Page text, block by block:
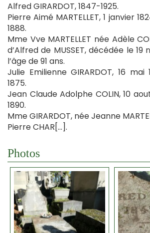
Alfred GIRARDOT, 1847-1925.
Pierre Aimé MARTELLET, 1 janvier
1888.
Mme Vve MARTELLET née Adèle
d’Alfred de MUSSET, décédée le 19
l’âge de 91 ans.
Julie Emilienne GIRARDOT, 16
1875.
Jean Claude Adolphe COLIN, 10
1890.
Mme GIRARDOT, née Jeanne
Pierre CHAR[…].
Photos